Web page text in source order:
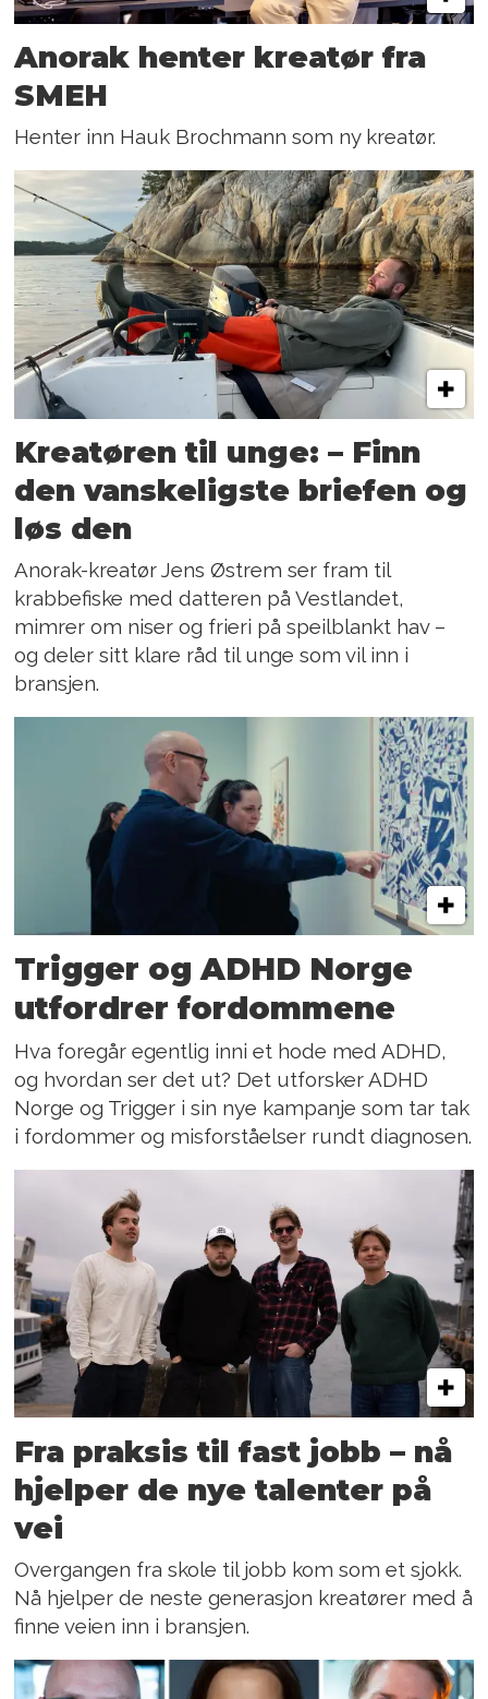
Anorak henter kreatør fra
SMEH
Henter inn Hauk Brochmann som ny kreatør.
Kreatøren til unge: – Finn
den vanskeligste briefen og
løs den
Anorak-kreatør Jens Østrem ser fram til
krabbefiske med datteren på Vestlandet,
mimrer om niser og frieri på speilblankt hav –
og deler sitt klare råd til unge som vil inn i
bransjen.
Trigger og ADHD Norge
utfordrer fordommene
Hva foregår egentlig inni et hode med ADHD,
og hvordan ser det ut? Det utforsker ADHD
Norge og Trigger i sin nye kampanje som tar tak
i fordommer og misforståelser rundt diagnosen.
Fra praksis til fast jobb – nå
hjelper de nye talenter på
vei
Overgangen fra skole til jobb kom som et sjokk.
Nå hjelper de neste generasjon kreatører med å
finne veien inn i bransjen.